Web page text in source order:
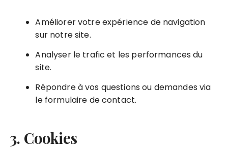
Améliorer votre expérience de navigation
sur notre site.
Analyser le trafic et les performances du
site.
Répondre à vos questions ou demandes via
le formulaire de contact.
3. Cookies